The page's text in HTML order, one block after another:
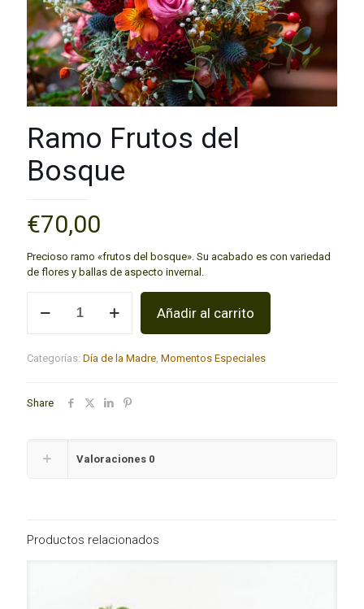
Ramo Frutos del
Bosque
€70,00
Precioso ramo «frutos del bosque». Su acabado es con variedad
de flores y ballas de aspecto invernal.
Añadir al carrito
Categorías: Día de la Madre Momentos Especiales
Share
Valoraciones 0
Productos relacionados